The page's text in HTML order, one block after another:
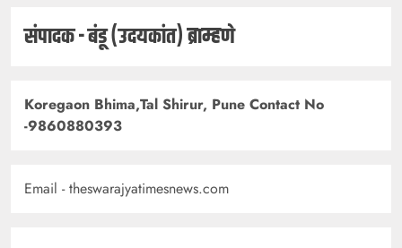
संपादक - बंडू (उदयकांत) ब्राम्हणे
Koregaon Bhima,Tal Shirur, Pune Contact No
-9860880393
Email - theswarajyatimesnews.com